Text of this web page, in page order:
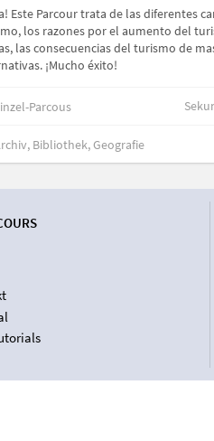
Este Parcour trata de las diferentes
los razones por el aumento del
las consecuencias del turismo de
¡Mucho éxito!
Parcous
Bibliothek, Geografie